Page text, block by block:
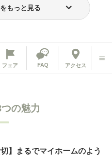
もっと見る
フェア FAQ アクセス
の魅力
】まるでマイホームのよう